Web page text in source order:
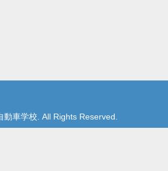
車学校. All Rights Reserved.